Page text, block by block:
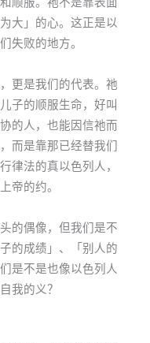
大」的心。这正是以
失败的地方。
更是我们的代表。祂
子的顺服生命，好叫
的人，也能因信祂而
而是靠那已经替我们
律法的真以色列人，
帝的约。
的偶像，但我们是不
的成绩」、「别人的
是不是也像以色列人
我的义？